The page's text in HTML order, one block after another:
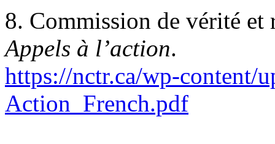
8. Commission de vérité
Appels à l’action.
https://nctr.ca/wp-content/
Action_French.pdf